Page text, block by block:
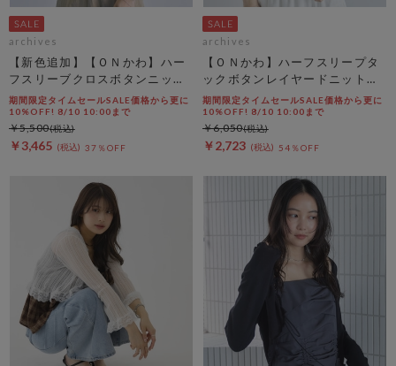
archives
【新色追加】【ＯＮかわ】ハー
フスリーブクロスボタンニット
カーディガン
期間限定タイムセールSALE価格から更に
10%OFF! 8/10 10:00まで
￥3,465 37％OFF
￥5,500
archives
【ＯＮかわ】ハーフスリープタ
ックボタンレイヤードニットカ
ーディガン
期間限定タイムセールSALE価格から更に
10%OFF! 8/10 10:00まで
￥2,723 54％OFF
￥6,050